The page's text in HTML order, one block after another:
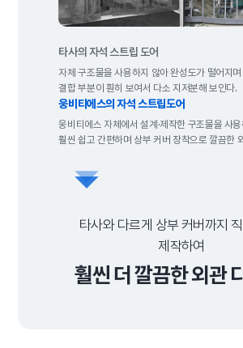
타사의 자석 스트립 도어
자체 구조물을 사용하지 않아 완성도가떨어지며
결합 부분이 훤히 보여서 다소 지저분해 보인다.
웅비티에스의 자석 스트립도어
웅비티에스 자체에서 설계·제작한 구조물을 사
훨씬 쉽고 간편하며 상부커버 장착으로 깔끔한
타사와 다르게 상부 커버까지
제작하여
훨씬 더 깔끔한 외관